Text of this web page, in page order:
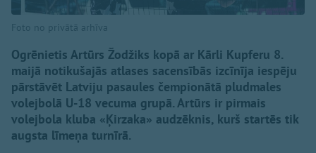
Foto no privātā arhīva
Ogrēnietis Artūrs Žodžiks kopā ar Kārli Kupferu 8.
maijā notikušajās atlases sacensībās izcīnīja iespēju
pārstāvēt Latviju pasaules čempionātā pludmales
volejbolā U-18 vecuma grupā. Artūrs ir pirmais
volejbola kluba «Ķirzaka» audzēknis, kurš startēs tik
augsta līmeņa turnīrā.